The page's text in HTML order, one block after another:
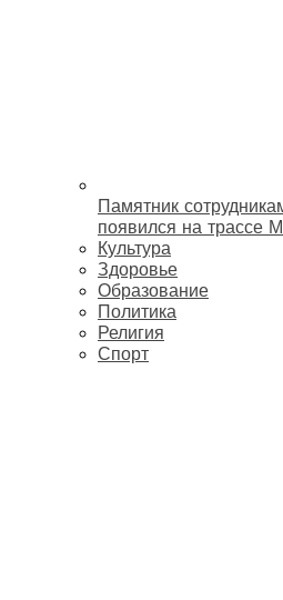
Памятник
появился на трассе
Культура
Здоровье
Образование
Политика
Религия
Спорт